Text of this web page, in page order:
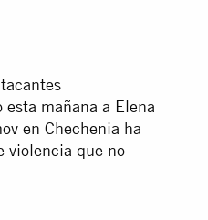
mañana a Elena
en Chechenia ha
violencia que no